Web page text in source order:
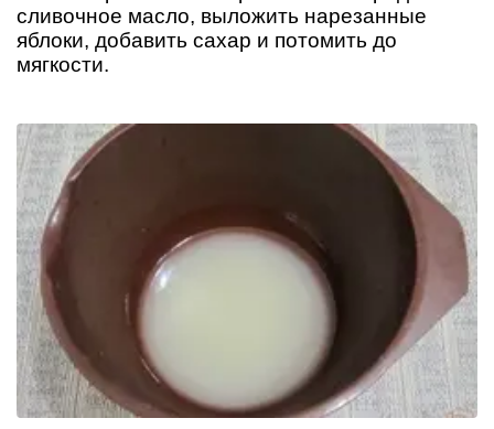
сливочное масло, выложить нарезанные
яблоки, добавить сахар и потомить до
мягкости.